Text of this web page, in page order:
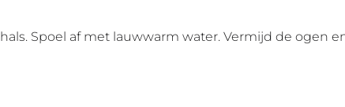
Spoel af met lauwwarm water. Vermijd de ogen